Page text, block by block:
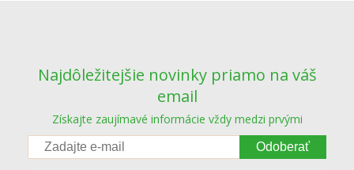
Najdôležitejšie novinky priamo na váš
email
Získajte zaujímavé informácie vždy medzi prvými
Odoberať